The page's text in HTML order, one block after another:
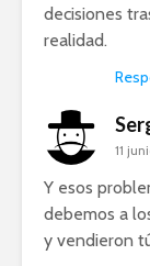
decisiones
realidad.
11
Y esos
debemos a
y vendieron